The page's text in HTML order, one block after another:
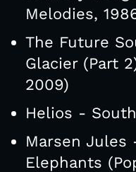
Melodies,
The Future
Glacier (Part
2009)
Helios -
Marsen Jules
Elephants